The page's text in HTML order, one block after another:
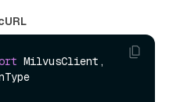
MilvusClient,